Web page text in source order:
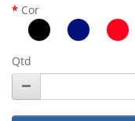
Cor
Qtd